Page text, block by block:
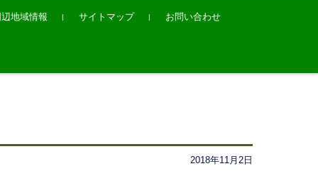
辺地域情報 サイトマップ お問い合わせ
2018年11月2日